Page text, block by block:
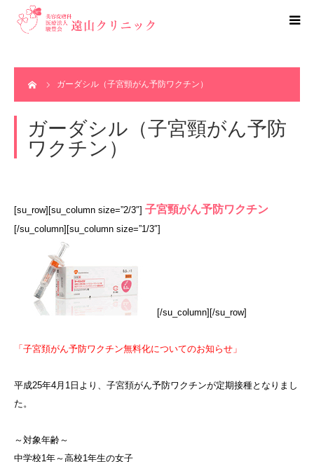
ガーダシル（子宮頸がん予防ワクチン）
ガーダシル（子宮頸がん予防
ワクチン）
[su_row][su_column size=”2/3″] 子宮頸がん予防ワクチン
[/su_column][su_column size=”1/3″]
[/su_column][/su_row]
「子宮頚がん予防ワクチン無料化についてのお知らせ」
平成25年4月1日より、子宮頚がん予防ワクチンが定期接種となりまし
た。
～対象年齢～
中学校1年～高校1年生の女子
クリニック紹介
料金表
TEL.0532-55-3182